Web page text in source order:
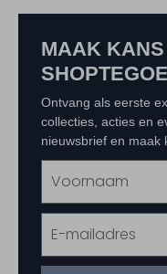
MAAK
Ontvang als eerste
collecties, acties en
nieuwsbrief en maak